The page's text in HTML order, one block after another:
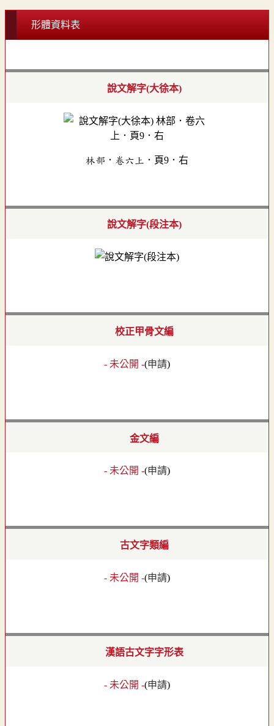
形體資料表
說文解字(大徐本)
林部．卷六上．頁9．右
說文解字(段注本)
校正甲骨文編
- 未公開 -(申請)
金文編
- 未公開 -(申請)
古文字類編
- 未公開 -(申請)
漢語古文字字形表
- 未公開 -(申請)